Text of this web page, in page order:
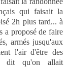
qui faisait la
2h plus tard... à
a proposé de faire
armés jusqu'aux
l'air d'être des
dit qu'on allait